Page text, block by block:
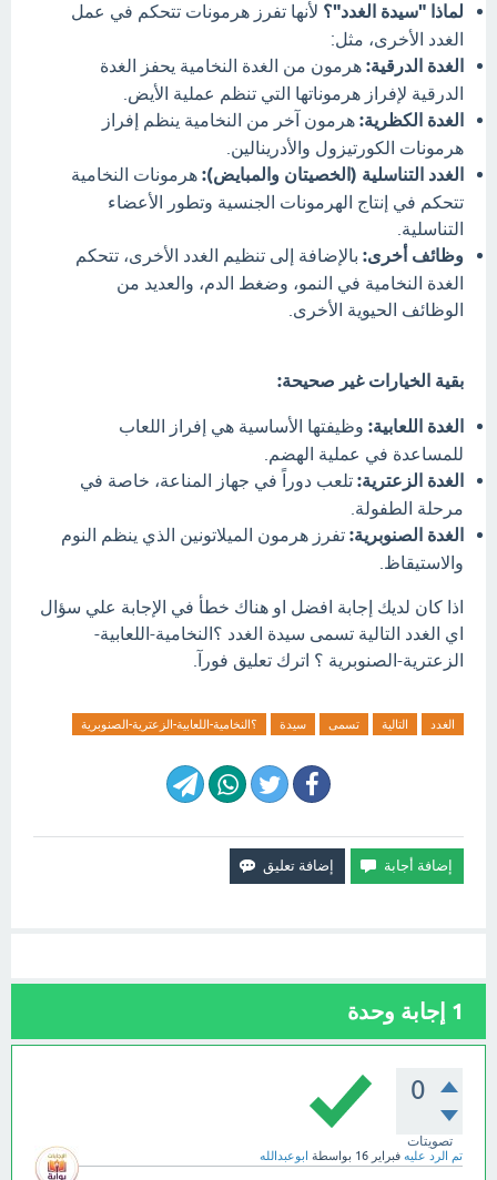
لماذا "سيدة الغدد"؟ لأنها تفرز هرمونات تتحكم في عمل
الغدد الأخرى، مثل:
الغدة الدرقية: هرمون من الغدة النخامية يحفز الغدة
الدرقية لإفراز هرموناتها التي تنظم عملية الأيض.
الغدة الكظرية: هرمون آخر من النخامية ينظم إفراز
هرمونات الكورتيزول والأدرينالين.
الغدد التناسلية (الخصيتان والمبايض): هرمونات النخامية
تتحكم في إنتاج الهرمونات الجنسية وتطور الأعضاء
التناسلية.
وظائف أخرى: بالإضافة إلى تنظيم الغدد الأخرى، تتحكم
الغدة النخامية في النمو، وضغط الدم، والعديد من
الوظائف الحيوية الأخرى.
بقية الخيارات غير صحيحة:
الغدة اللعابية: وظيفتها الأساسية هي إفراز اللعاب
للمساعدة في عملية الهضم.
الغدة الزعترية: تلعب دوراً في جهاز المناعة، خاصة في
مرحلة الطفولة.
الغدة الصنوبرية: تفرز هرمون الميلاتونين الذي ينظم النوم
والاستيقاظ.
اذا كان لديك إجابة افضل او هناك خطأ في الإجابة علي سؤال
اي الغدد التالية تسمى سيدة الغدد ؟النخامية-اللعابية-
الزعترية-الصنوبرية ؟ اترك تعليق فورآ.
الغدد التالية تسمى سيدة ؟النخامية-اللعابية-الزعترية-الصنوبرية
1 إجابة وحدة
0
تصويتات
تم الرد عليه فبراير 16 بواسطة ابوعبدالله